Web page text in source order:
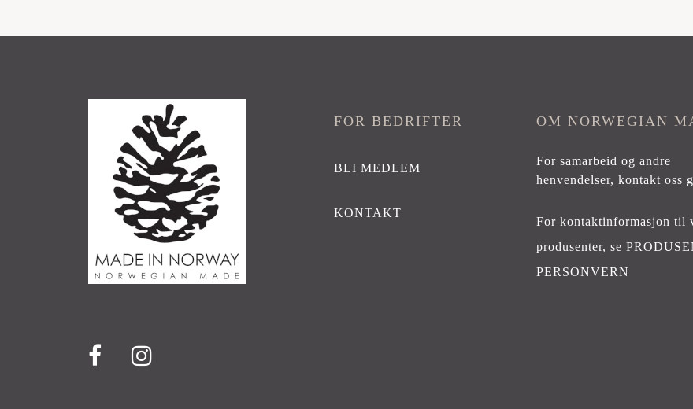
FOR BEDRIFTER
BLI MEDLEM
KONTAKT
OM NORWEGIAN
For samarbeid og andre
henvendelser,kontakt oss
For kontaktinformasjon til
produsenter, se
PERSONVERN